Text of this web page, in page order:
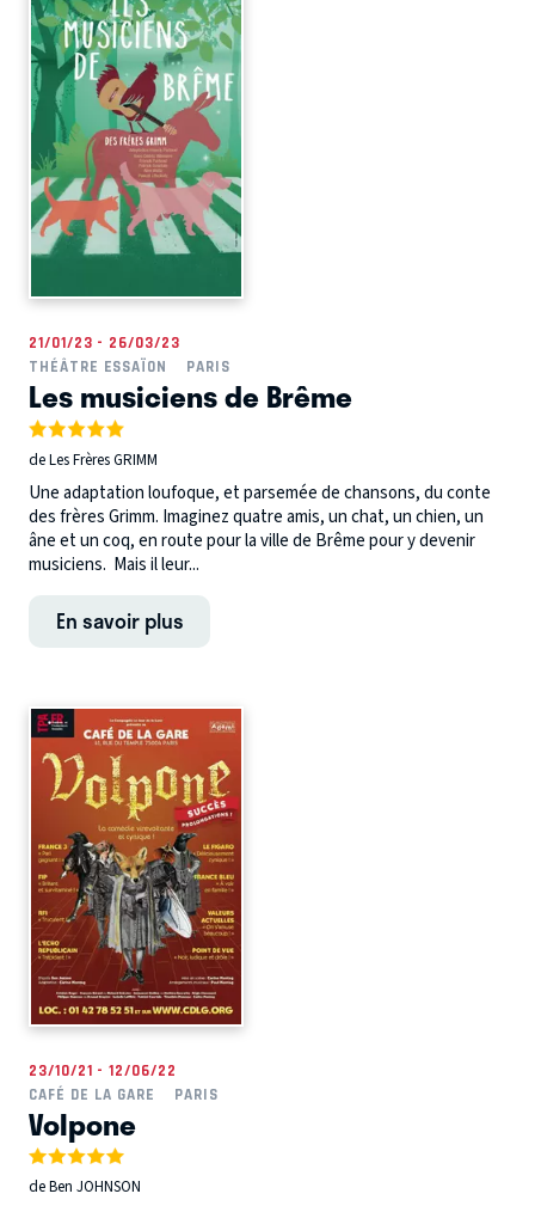
21/01/23 - 26/03/23
THÉÂTRE ESSAÏON
PARIS
Les musiciens de Brême
de Les Frères GRIMM
Une adaptation loufoque, et parsemée de chansons, du conte
des frères Grimm. Imaginez quatre amis, un chat, un chien, un
âne et un coq, en route pour la ville de Brême pour y devenir
musiciens. Mais il leur...
En savoir plus
23/10/21 - 12/06/22
CAFÉ DE LA GARE
PARIS
Volpone
de Ben JOHNSON